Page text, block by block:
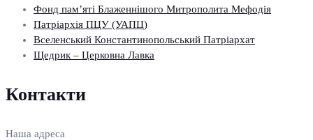
Фонд пам’яті Блаженнішого Митрополита Мефодія
Патріархія ПЦУ (УАПЦ)
Вселенський Константинопольський Патріархат
Щедрик – Церковна Лавка
Контакти
Наша адреса